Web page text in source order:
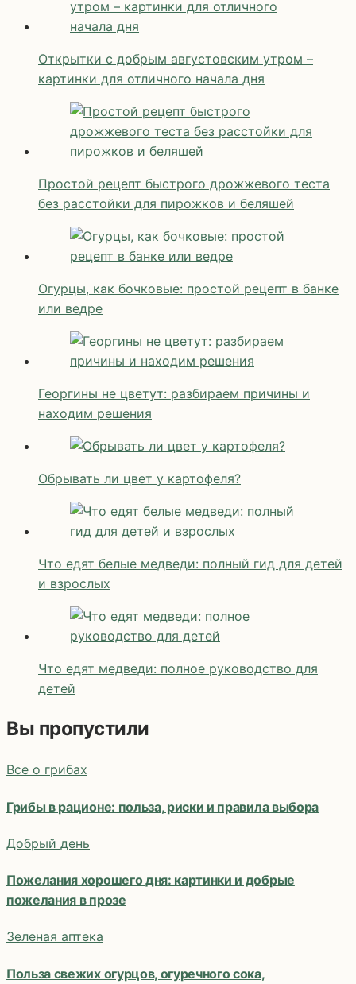
Открытки с добрым августовским утром –
картинки для отличного начала дня
Простой рецепт быстрого дрожжевого теста
без расстойки для пирожков и беляшей
Огурцы, как бочковые: простой рецепт в банке
или ведре
Георгины не цветут: разбираем причины и
находим решения
Обрывать ли цвет у картофеля?
Что едят белые медведи: полный гид для детей
и взрослых
Что едят медведи: полное руководство для
детей
Вы пропустили
Все о грибах
Грибы в рационе: польза, риски и правила выбора
Добрый день
Пожелания хорошего дня: картинки и добрые
пожелания в прозе
Зеленая аптека
Польза свежих огурцов, огуречного сока,